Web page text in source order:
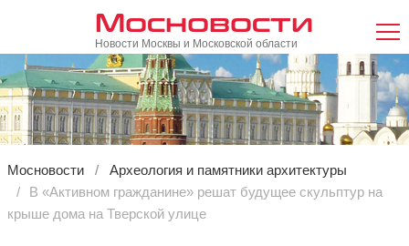
Мосновости
Новости Москвы и Московской области
Мосновости
Археология и памятники архитектуры
В «Активном гражданине» решат будущее скульптур на
крыше дома на Тверской улице